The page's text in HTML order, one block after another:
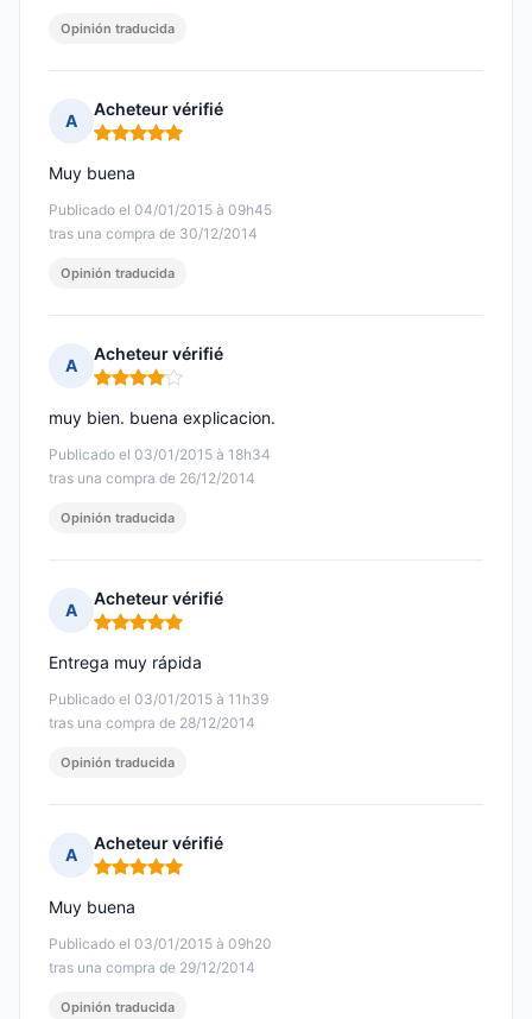
Opinión traducida
A
Acheteur vérifié
Nota: 5 de 5
Publicado el 04/01/2015 à 09h45
tras una compra de 30/12/2014
Muy buena
Opinión traducida
A
Acheteur vérifié
Nota: 4 de 5
Publicado el 03/01/2015 à 18h34
tras una compra de 26/12/2014
muy bien. buena explicacion.
Opinión traducida
A
Acheteur vérifié
Nota: 5 de 5
Publicado el 03/01/2015 à 11h39
tras una compra de 28/12/2014
Entrega muy rápida
Opinión traducida
A
Acheteur vérifié
Nota: 5 de 5
Publicado el 03/01/2015 à 09h20
tras una compra de 29/12/2014
Muy buena
Opinión traducida